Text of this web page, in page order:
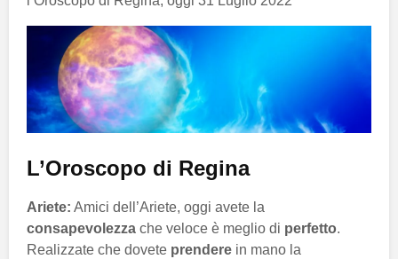
L’Oroscopo di Regina
Ariete: Amici dell’Ariete, oggi avete la
consapevolezza che veloce è meglio di perfetto.
Realizzate che dovete prendere in mano la